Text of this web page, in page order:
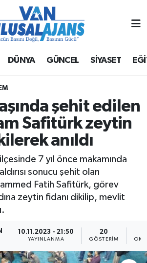
DÜNYA GÜNCEL SİYASET
şehit edilen
Safitürk zeytin
anıldı
7 yıl önce makamında
sonucu şehit olan
Fatih Safitürk, görev
zeytin fidanı dikilip, mevlit
10.11.2023 - 21:50
YAYINLANMA
20
GÖSTERIM
Eczaneler
Haritası
Durumu ve Fikstür